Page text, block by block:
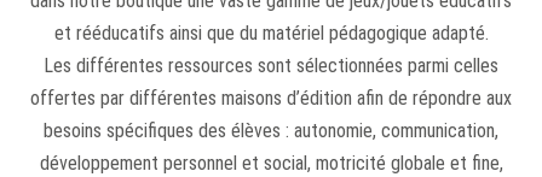
et rééducatifs ainsi que du matériel pédagogique adapté.
Les différentes ressources sont sélectionnées parmi celles
offertes par différentes maisons d’édition afin de répondre aux
besoins spécifiques des élèves : autonomie, communication,
développement personnel et social, motricité globale et fine,